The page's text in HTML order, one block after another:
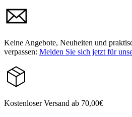
Keine Angebote, Neuheiten und
verpassen: Melden Sie sich jetzt für
Kostenloser Versand ab 70,00€